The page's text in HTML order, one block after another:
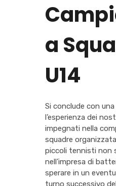
a
U14
Si conclude con
l’esperienza dei
impegnati nella
squadre
piccoli tennisti non
nell’impresa di
sperare in un
turno successivo